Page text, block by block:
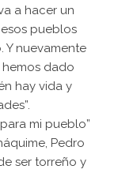
a hacer un
pueblos
nuevamente
hemos dado
hay vida y
mi pueblo”
Pedro
ser torreño y